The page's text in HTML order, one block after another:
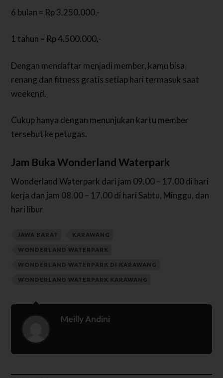
6 bulan = Rp 3.250.000,-
1 tahun = Rp 4.500.000,-
Dengan mendaftar menjadi member, kamu bisa
renang dan fitness gratis setiap hari termasuk saat
weekend.
Cukup hanya dengan menunjukan kartu member
tersebut ke petugas.
Jam Buka Wonderland Waterpark
Wonderland Waterpark dari jam 09.00 – 17.00 di hari
kerja dan jam 08.00 – 17.00 di hari Sabtu, Minggu, dan
hari libur
JAWA BARAT KARAWANG
WONDERLAND WATERPARK
WONDERLAND WATERPARK DI KARAWANG
WONDERLAND WATERPARK KARAWANG
Meilly Andini